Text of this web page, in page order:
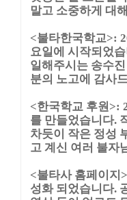
말고 소중하게 대
<불타한국학교>:
요일에 시작되었
일해주시는 송수
분의 노고에 감사
<한국학교 후원>:
를 만들었습니다.
차듯이 작은 정성
고 계신 여러 불자
<불타사 홈페이지
성화 되었습니다.